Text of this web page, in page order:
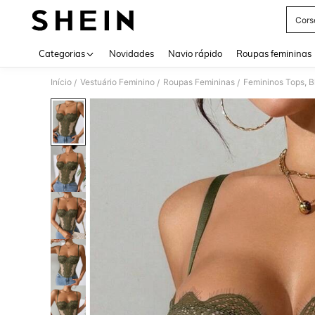
Categorias Novidades Navio rápido Roupas femininas
Início / Vestuário Feminino / Roupas Femininas / Femininos Tops,